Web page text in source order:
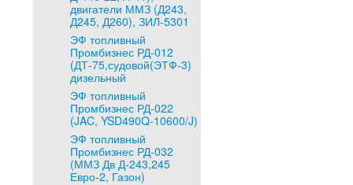
двигатели ММЗ (Д243,
Д245, Д260), ЗИЛ-5301
ЭФ топливный
Промбизнес РД-012
(ДТ-75,судовой(ЭТФ-3)
дизельный
ЭФ топливный
Промбизнес РД-022
(JAC, YSD490Q-10600/J)
ЭФ топливный
Промбизнес РД-032
(ММЗ Дв Д-243,245
Евро-2, Газон)